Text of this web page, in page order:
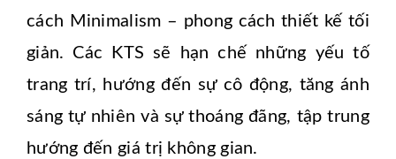
cách Minimalism – phong cách thiết kế tối
giản. Các KTS sẽ hạn chế những yếu tố
trang trí, hướng đến sự cô động, tăng ánh
sáng tự nhiên và sự thoáng đãng, tập trung
hướng đến giá trị không gian.